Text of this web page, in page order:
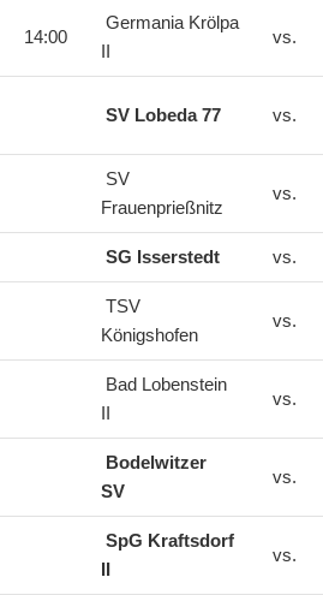
14:00
Germania Krölpa
II
vs.
SV Lobeda 77 vs.
SV
Frauenprießnitz
vs.
SG Isserstedt vs.
TSV
Königshofen
vs.
Bad Lobenstein
II
vs.
Bodelwitzer
SV
vs.
SpG Kraftsdorf
II
vs.